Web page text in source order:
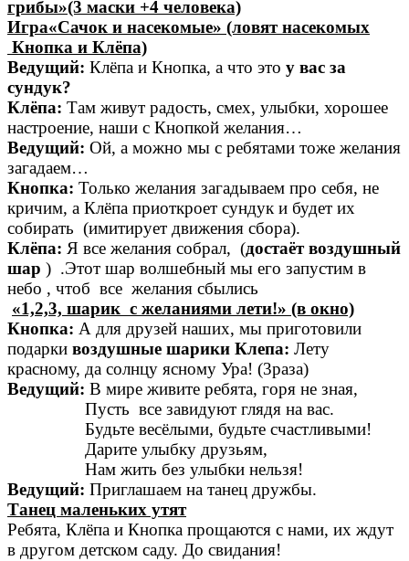
грибы»(3 маски +4 человека)
Игра«Сачок и насекомые» (ловят насекомых
Кнопка и Клёпа)
Ведущий: Клёпа и Кнопка, а что это у вас за
сундук?
Клёпа: Там живут радость, смех, улыбки, хорошее
настроение, наши с Кнопкой желания…
Ведущий: Ой, а можно мы с ребятами тоже желания
загадаем…
Кнопка: Только желания загадываем про себя, не
кричим, а Клёпа приоткроет сундук и будет их
собирать (имитирует движения сбора).
Клёпа: Я все желания собрал, (достаёт воздушный
шар ) .Этот шар волшебный мы его запустим в
небо , чтоб все желания сбылись
«1,2,3, шарик с желаниями лети!» (в окно)
Кнопка: А для друзей наших, мы приготовили
подарки воздушные шарики Клепа: Лету
красному, да солнцу ясному Ура! (3раза)
Ведущий: В мире живите ребята, горя не зная,
Пусть все завидуют глядя на вас.
Будьте весёлыми, будьте счастливыми!
Дарите улыбку друзьям,
Нам жить без улыбки нельзя!
Ведущий: Приглашаем на танец дружбы.
Танец маленьких утят
Ребята, Клёпа и Кнопка прощаются с нами, их ждут
в другом детском саду. До свидания!